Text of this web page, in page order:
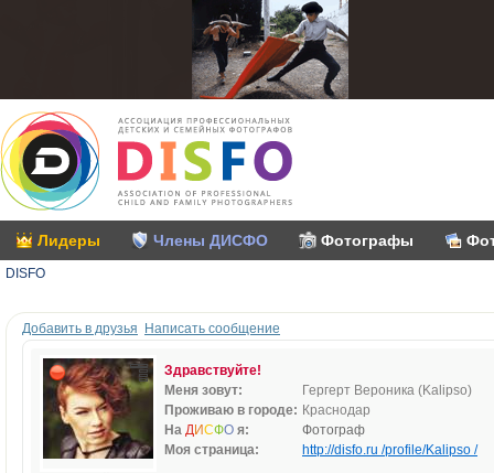
Лидеры Члены ДИСФО Фотографы
DISFO
Добавить в друзья Написать сообщение
Здравствуйте!
Меня зовут:
Гергерт Вероника (Kalipso)
Проживаю в городе: Краснодар
На ДИСФО я:
Фотограф
Моя страница:
http://disfo.ru /profile/Kalipso /